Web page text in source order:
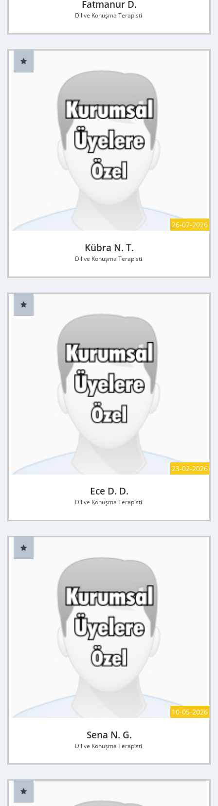
Fatmanur D.
Dil ve Konuşma Terapisti
26-07-2026
Kübra N. T.
Dil ve Konuşma Terapisti
23-02-2026
Ece D. D.
Dil ve Konuşma Terapisti
10-05-2026
Sena N. G.
Dil ve Konuşma Terapisti